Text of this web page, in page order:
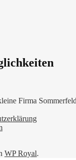
Firma
WP Royal.